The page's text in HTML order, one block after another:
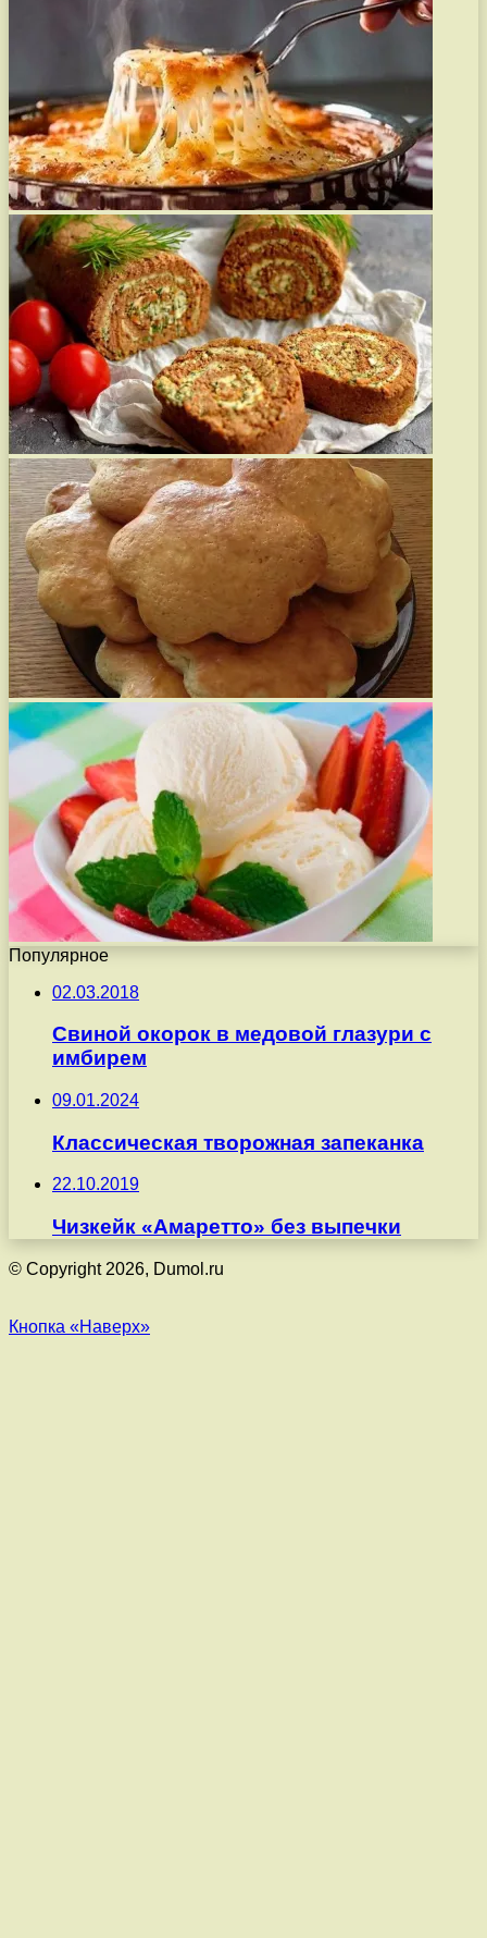
Популярное
02.03.2018
Свиной окорок в медовой глазури с
имбирем
09.01.2024
Классическая творожная запеканка
22.10.2019
Чизкейк «Амаретто» без выпечки
© Copyright 2026, Dumol.ru
Кнопка «Наверх»